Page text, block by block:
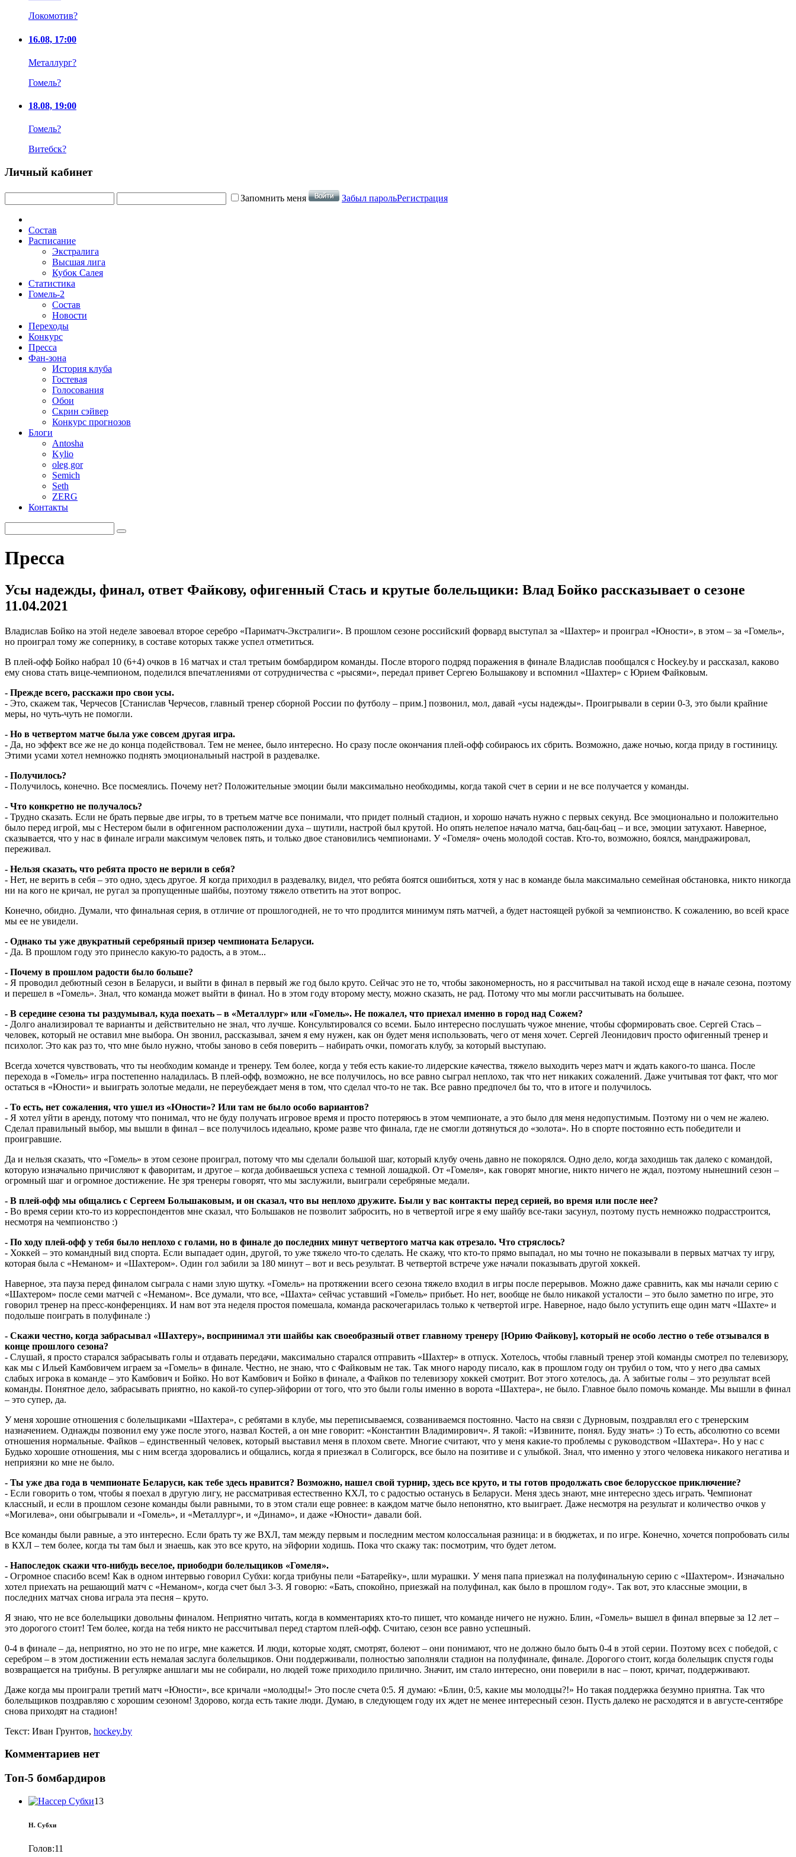
Локомотив?
16.08, 17:00
Металлург?
Гомель?
18.08, 19:00
Гомель?
Витебск?
Личный кабинет
Запомнить меня Забыл парольРегистрация
Состав
Расписание
Экстралига
Высшая лига
Кубок Салея
Статистика
Гомель-2
Состав
Новости
Переходы
Конкурс
Пресса
Фан-зона
История клуба
Гостевая
Голосования
Обои
Скрин сэйвер
Конкурс прогнозов
Блоги
Antosha
Kylio
oleg gor
Semich
Seth
ZERG
Контакты
Пресса
Усы надежды, финал, ответ Файкову, офигенный Стась и крутые болельщики: Влад Бойко рассказывает о сезоне
11.04.2021
Владислав Бойко на этой неделе завоевал второе серебро «Париматч-Экстралиги». В прошлом сезоне российский форвард выступал за «Шахтер» и проиграл «Юности», в этом – за «Гомель»,
но проиграл тому же сопернику, в составе которых также успел отметиться.
В плей-офф Бойко набрал 10 (6+4) очков в 16 матчах и стал третьим бомбардиром команды. После второго подряд поражения в финале Владислав пообщался с Hockey.by и рассказал, каково
ему снова стать вице-чемпионом, поделился впечатлениями от сотрудничества с «рысями», передал привет Сергею Большакову и вспомнил «Шахтер» с Юрием Файковым.
- Прежде всего, расскажи про свои усы.
- Это, скажем так, Черчесов [Станислав Черчесов, главный тренер сборной России по футболу – прим.] позвонил, мол, давай «усы надежды». Проигрывали в серии 0-3, это были крайние
меры, но чуть-чуть не помогли.
- Но в четвертом матче была уже совсем другая игра.
- Да, но эффект все же не до конца подействовал. Тем не менее, было интересно. Но сразу после окончания плей-офф собираюсь их сбрить. Возможно, даже ночью, когда приду в гостиницу.
Этими усами хотел немножко поднять эмоциональный настрой в раздевалке.
- Получилось?
- Получилось, конечно. Все посмеялись. Почему нет? Положительные эмоции были максимально необходимы, когда такой счет в серии и не все получается у команды.
- Что конкретно не получалось?
- Трудно сказать. Если не брать первые две игры, то в третьем матче все понимали, что придет полный стадион, и хорошо начать нужно с первых секунд. Все эмоционально и положительно
было перед игрой, мы с Нестером были в офигенном расположении духа – шутили, настрой был крутой. Но опять нелепое начало матча, бац-бац-бац – и все, эмоции затухают. Наверное,
сказывается, что у нас в финале играли максимум человек пять, и только двое становились чемпионами. У «Гомеля» очень молодой состав. Кто-то, возможно, боялся, мандражировал,
переживал.
- Нельзя сказать, что ребята просто не верили в себя?
- Нет, не верить в себя – это одно, здесь другое. Я когда приходил в раздевалку, видел, что ребята боятся ошибиться, хотя у нас в команде была максимально семейная обстановка, никто никогда
ни на кого не кричал, не ругал за пропущенные шайбы, поэтому тяжело ответить на этот вопрос.
Конечно, обидно. Думали, что финальная серия, в отличие от прошлогодней, не то что продлится минимум пять матчей, а будет настоящей рубкой за чемпионство. К сожалению, во всей красе
мы ее не увидели.
- Однако ты уже двукратный серебряный призер чемпионата Беларуси.
- Да. В прошлом году это принесло какую-то радость, а в этом...
- Почему в прошлом радости было больше?
- Я проводил дебютный сезон в Беларуси, и выйти в финал в первый же год было круто. Сейчас это не то, чтобы закономерность, но я рассчитывал на такой исход еще в начале сезона, поэтому
и перешел в «Гомель». Знал, что команда может выйти в финал. Но в этом году второму месту, можно сказать, не рад. Потому что мы могли рассчитывать на большее.
- В середине сезона ты раздумывал, куда поехать – в «Металлург» или «Гомель». Не пожалел, что приехал именно в город над Сожем?
- Долго анализировал те варианты и действительно не знал, что лучше. Консультировался со всеми. Было интересно послушать чужое мнение, чтобы сформировать свое. Сергей Стась –
человек, который не оставил мне выбора. Он звонил, рассказывал, зачем я ему нужен, как он будет меня использовать, чего от меня хочет. Сергей Леонидович просто офигенный тренер и
психолог. Это как раз то, что мне было нужно, чтобы заново в себя поверить – набирать очки, помогать клубу, за который выступаю.
Всегда хочется чувствовать, что ты необходим команде и тренеру. Тем более, когда у тебя есть какие-то лидерские качества, тяжело выходить через матч и ждать какого-то шанса. После
перехода в «Гомель» игра постепенно наладилась. В плей-офф, возможно, не все получилось, но все равно сыграл неплохо, так что нет никаких сожалений. Даже учитывая тот факт, что мог
остаться в «Юности» и выиграть золотые медали, не переубеждает меня в том, что сделал что-то не так. Все равно предпочел бы то, что в итоге и получилось.
- То есть, нет сожаления, что ушел из «Юности»? Или там не было особо вариантов?
- Я хотел уйти в аренду, потому что понимал, что не буду получать игровое время и просто потеряюсь в этом чемпионате, а это было для меня недопустимым. Поэтому ни о чем не жалею.
Сделал правильный выбор, мы вышли в финал – все получилось идеально, кроме разве что финала, где не смогли дотянуться до «золота». Но в спорте постоянно есть победители и
проигравшие.
Да и нельзя сказать, что «Гомель» в этом сезоне проиграл, потому что мы сделали большой шаг, который клубу очень давно не покорялся. Одно дело, когда заходишь так далеко с командой,
которую изначально причисляют к фаворитам, и другое – когда добиваешься успеха с темной лошадкой. От «Гомеля», как говорят многие, никто ничего не ждал, поэтому нынешний сезон –
огромный шаг и огромное достижение. Не зря тренеры говорят, что мы заслужили, выиграли серебряные медали.
- В плей-офф мы общались с Сергеем Большаковым, и он сказал, что вы неплохо дружите. Были у вас контакты перед серией, во время или после нее?
- Во время серии кто-то из корреспондентов мне сказал, что Большаков не позволит забросить, но в четвертой игре я ему шайбу все-таки засунул, поэтому пусть немножко подрасстроится,
несмотря на чемпионство :)
- По ходу плей-офф у тебя было неплохо с голами, но в финале до последних минут четвертого матча как отрезало. Что стряслось?
- Хоккей – это командный вид спорта. Если выпадает один, другой, то уже тяжело что-то сделать. Не скажу, что кто-то прямо выпадал, но мы точно не показывали в первых матчах ту игру,
которая была с «Неманом» и «Шахтером». Один гол забили за 180 минут – вот и весь результат. В четвертой встрече уже начали показывать другой хоккей.
Наверное, эта пауза перед финалом сыграла с нами злую шутку. «Гомель» на протяжении всего сезона тяжело входил в игры после перерывов. Можно даже сравнить, как мы начали серию с
«Шахтером» после семи матчей с «Неманом». Все думали, что все, «Шахта» сейчас уставший «Гомель» прибьет. Но нет, вообще не было никакой усталости – это было заметно по игре, это
говорил тренер на пресс-конференциях. И нам вот эта неделя простоя помешала, команда раскочегарилась только к четвертой игре. Наверное, надо было уступить еще один матч «Шахте» и
подольше поиграть в полуфинале :)
- Скажи честно, когда забрасывал «Шахтеру», воспринимал эти шайбы как своеобразный ответ главному тренеру [Юрию Файкову], который не особо лестно о тебе отзывался в
конце прошлого сезона?
- Слушай, я просто старался забрасывать голы и отдавать передачи, максимально старался отправить «Шахтер» в отпуск. Хотелось, чтобы главный тренер этой команды смотрел по телевизору,
как мы с Ильей Камбовичем играем за «Гомель» в финале. Честно, не знаю, что с Файковым не так. Так много народу писало, как в прошлом году он трубил о том, что у него два самых
слабых игрока в команде – это Камбович и Бойко. Но вот Камбович и Бойко в финале, а Файков по телевизору хоккей смотрит. Вот этого хотелось, да. А забитые голы – это результат всей
команды. Понятное дело, забрасывать приятно, но какой-то супер-эйфории от того, что это были голы именно в ворота «Шахтера», не было. Главное было помочь команде. Мы вышли в финал
– это супер, да.
У меня хорошие отношения с болельщиками «Шахтера», с ребятами в клубе, мы переписываемся, созваниваемся постоянно. Часто на связи с Дурновым, поздравлял его с тренерским
назначением. Однажды позвонил ему уже после этого, назвал Костей, а он мне говорит: «Константин Владимирович». Я такой: «Извините, понял. Буду знать» :) То есть, абсолютно со всеми
отношения нормальные. Файков – единственный человек, который выставил меня в плохом свете. Многие считают, что у меня какие-то проблемы с руководством «Шахтера». Но у нас с
Будько хорошие отношения, мы с ним всегда здоровались и общались, когда я приезжал в Солигорск, все было на позитиве и с улыбкой. Знал, что именно у этого человека никакого негатива и
неприязни ко мне не было.
- Ты уже два года в чемпионате Беларуси, как тебе здесь нравится? Возможно, нашел свой турнир, здесь все круто, и ты готов продолжать свое белорусское приключение?
- Если говорить о том, чтобы я поехал в другую лигу, не рассматривая естественно КХЛ, то с радостью останусь в Беларуси. Меня здесь знают, мне интересно здесь играть. Чемпионат
классный, и если в прошлом сезоне команды были равными, то в этом стали еще ровнее: в каждом матче было непонятно, кто выиграет. Даже несмотря на результат и количество очков у
«Могилева», они обыгрывали и «Гомель», и «Металлург», и «Динамо», и даже «Юности» давали бой.
Все команды были равные, а это интересно. Если брать ту же ВХЛ, там между первым и последним местом колоссальная разница: и в бюджетах, и по игре. Конечно, хочется попробовать силы
в КХЛ – тем более, когда ты там был и знаешь, как это все круто, на эйфории ходишь. Пока что скажу так: посмотрим, что будет летом.
- Напоследок скажи что-нибудь веселое, приободри болельщиков «Гомеля».
- Огромное спасибо всем! Как в одном интервью говорил Субхи: когда трибуны пели «Батарейку», шли мурашки. У меня папа приезжал на полуфинальную серию с «Шахтером». Изначально
хотел приехать на решающий матч с «Неманом», когда счет был 3-3. Я говорю: «Бать, спокойно, приезжай на полуфинал, как было в прошлом году». Так вот, это классные эмоции, в
последних матчах снова играла эта песня – круто.
Я знаю, что не все болельщики довольны финалом. Неприятно читать, когда в комментариях кто-то пишет, что команде ничего не нужно. Блин, «Гомель» вышел в финал впервые за 12 лет –
это дорогого стоит! Тем более, когда на тебя никто не рассчитывал перед стартом плей-офф. Считаю, сезон все равно успешный.
0-4 в финале – да, неприятно, но это не по игре, мне кажется. И люди, которые ходят, смотрят, болеют – они понимают, что не должно было быть 0-4 в этой серии. Поэтому всех с победой, с
серебром – в этом достижении есть немалая заслуга болельщиков. Они поддерживали, полностью заполняли стадион на полуфинале, финале. Дорогого стоит, когда болельщик спустя годы
возвращается на трибуны. В регулярке аншлаги мы не собирали, но людей тоже приходило прилично. Значит, им стало интересно, они поверили в нас – поют, кричат, поддерживают.
Даже когда мы проиграли третий матч «Юности», все кричали «молодцы!» Это после счета 0:5. Я думаю: «Блин, 0:5, какие мы молодцы?!» Но такая поддержка безумно приятна. Так что
болельщиков поздравляю с хорошим сезоном! Здорово, когда есть такие люди. Думаю, в следующем году их ждет не менее интересный сезон. Пусть далеко не расходятся и в августе-сентябре
снова приходят на стадион!
Текст: Иван Грунтов, hockey.by
Комментариев нет
Топ-5 бомбардиров
13
Н. Субхи
Голов:11